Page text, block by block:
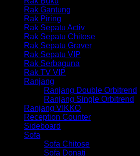
Rak Gantung
Rak Piring
Rak Sepatu Activ
Rak Sepatu Chitose
Rak Sepatu Graver
Rak Sepatu VIP
Rak Serbaguna
Rak TV VIP
Ranjang
Ranjang Double Orbitrend
Ranjang Single Orbitrend
Ranjang VIKKO
Reception Counter
Sideboard
Sofa
Sofa Chitose
Sofa Donati